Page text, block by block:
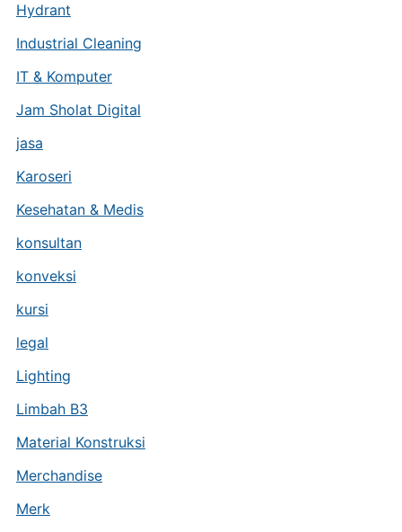
Hydrant
Industrial Cleaning
IT & Komputer
Jam Sholat Digital
jasa
Karoseri
Kesehatan & Medis
konsultan
konveksi
kursi
legal
Lighting
Limbah B3
Material Konstruksi
Merchandise
Merk